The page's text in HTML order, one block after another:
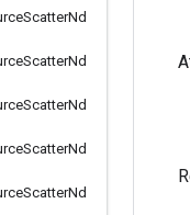
ScatterNd
ScatterNd
ScatterNd
ScatterNd
ScatterNd